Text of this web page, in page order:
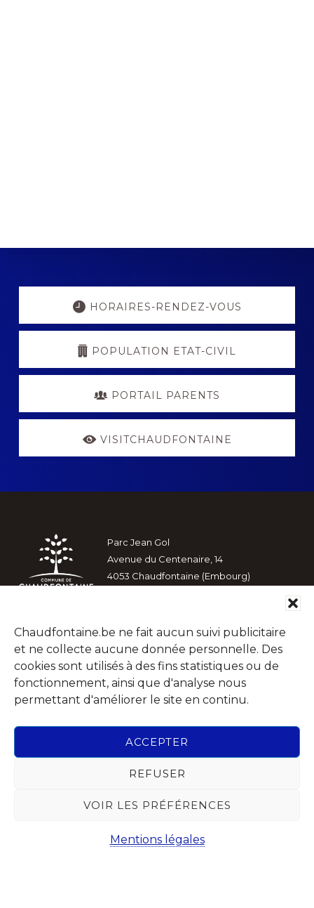
Chaudfontaine.be ne fait aucun suivi publicitaire
et ne collecte aucune donnée personnelle. Des
cookies sont utilisés à des fins statistiques ou de
fonctionnement, ainsi que d'analyse nous
permettant d'améliorer le site en continu.
ACCEPTER
REFUSER
VOIR LES PRÉFÉRENCES
Mentions légales
Explore
HORAIRES-RENDEZ-VOUS
POPULATION ETAT-CIVIL
PORTAIL PARENTS
VISITCHAUDFONTAINE
Footer
Parc Jean Gol
Avenue du Centenaire, 14
4053 Chaudfontaine (Embourg)
Rechercher
dans
ce
Web
savoir tout ce qu'il se passe à Chaudfontaine.